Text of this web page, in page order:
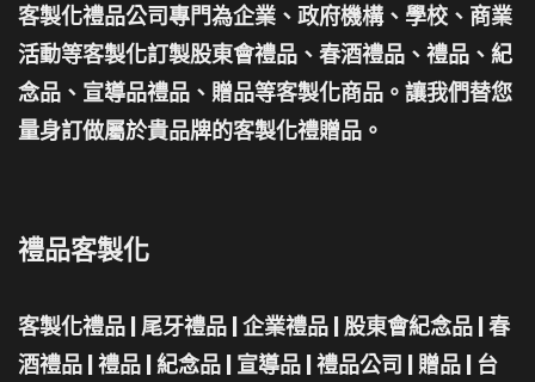
客製化禮品公司專門為企業、政府機構、學校、商業
活動等客製化訂製股東會禮品、春酒禮品、禮品、紀
念品、宣導品禮品、贈品等客製化商品。讓我們替您
量身訂做屬於貴品牌的客製化禮贈品。
禮品客製化
客製化禮品 尾牙禮品 企業禮品 股東會紀念品 春
酒禮品 禮品 紀念品 宣導品 禮品公司 贈品 台